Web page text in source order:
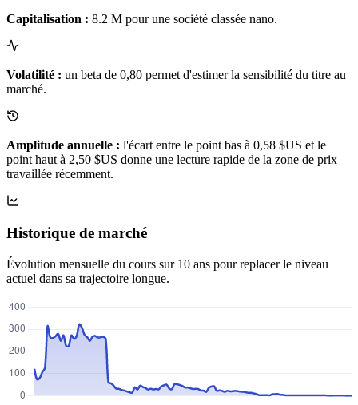
Capitalisation : 8.2 M pour une société classée nano.
Volatilité : un beta de 0,80 permet d'estimer la sensibilité du titre au
marché.
Amplitude annuelle : l'écart entre le point bas à 0,58 $US et le
point haut à 2,50 $US donne une lecture rapide de la zone de prix
travaillée récemment.
Historique de marché
Évolution mensuelle du cours sur 10 ans pour replacer le niveau
actuel dans sa trajectoire longue.